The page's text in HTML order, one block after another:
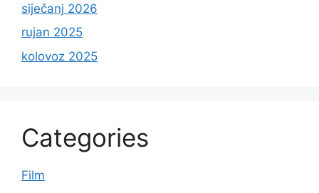
siječanj 2026
rujan 2025
kolovoz 2025
Categories
Film